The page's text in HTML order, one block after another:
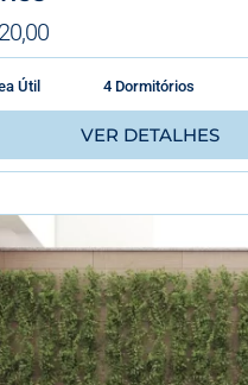
Útil 4 Dormitórios
VER DETALHES